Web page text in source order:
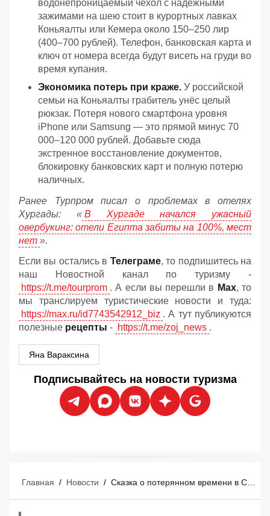
водонепроницаемый чехол с надежными
зажимами на шею стоит в курортных лавках
Коньяалты или Кемера около 150–250 лир
(400–700 рублей). Телефон, банковская карта и
ключ от номера всегда будут висеть на груди во
время купания.
Экономика потерь при краже. У российской
семьи на Коньяалты грабитель унёс целый
рюкзак. Потеря нового смартфона уровня
iPhone или Samsung — это прямой минус 70
000–120 000 рублей. Добавьте сюда
экстренное восстановление документов,
блокировку банковских карт и полную потерю
наличных.
Ранее Турпром писал о проблемах в отелях
Хургады: « В Хургаде начался ужасный
овербукинг: отели Египта забиты на 100%, мест
нет ».
Если вы остались в Телеграме, то подпишитесь на
наш Новостной канал по туризму -
https://t.me/tourprom . А если вы перешли в Мах, то
мы транслируем туристические новости и туда:
https://max.ru/id7743542912_biz . А тут публикуются
полезные рецепты - https://t.me/zoj_news .
Яна Вараксина
Подписывайтесь на новости туризма
Главная / Новости /